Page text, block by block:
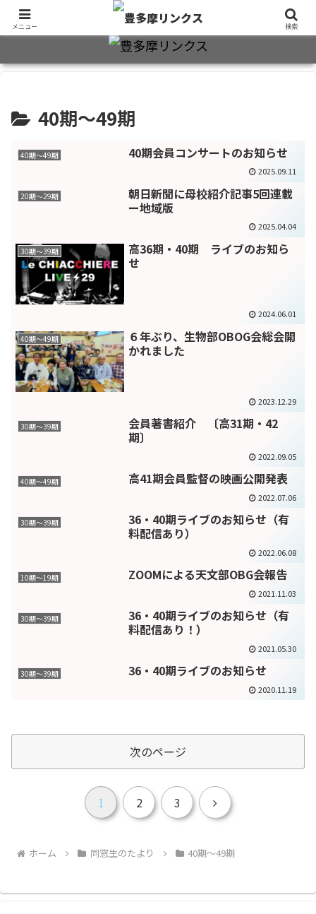
旧制十三中・都立豊多摩高卒業生2万7千人のための同窓会公式サイト
40期～49期
40期～49期 40期会員コンサートのお知らせ
2025.09.11
20期〜29期
朝日新聞に母校紹介記事5回連載
ー地域版
2025.04.04
30期～39期
高36期・40期 ライブのお知ら
せ
2024.06.01
40期～49期
６年ぶり、生物部OBOG会総会開
かれました
2023.12.29
30期～39期
会員著書紹介 〔高31期・42
期〕
2022.09.05
40期～49期 高41期会員監督の映画公開発表
2022.07.06
30期～39期
36・40期ライブのお知らせ（有
料配信あり）
2022.06.08
10期〜19期 ZOOMによる天文部OBG会報告
2021.11.03
30期～39期
36・40期ライブのお知らせ（有
料配信あり！）
2021.05.30
30期～39期 36・40期ライブのお知らせ
2020.11.19
次のページ
1 2 3
次
ホーム 同窓生のたより 40期～49期
メニュー 検索